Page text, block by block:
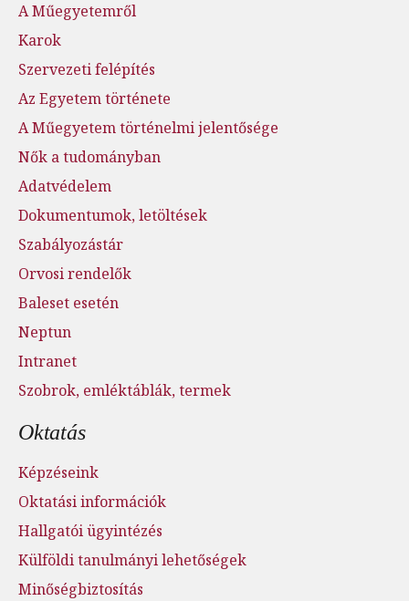
A Műegyetemről
Karok
Szervezeti felépítés
Az Egyetem története
A Műegyetem történelmi jelentősége
Nők a tudományban
Adatvédelem
Dokumentumok, letöltések
Szabályozástár
Orvosi rendelők
Baleset esetén
Neptun
Intranet
Szobrok, emléktáblák, termek
Oktatás
Képzéseink
Oktatási információk
Hallgatói ügyintézés
Külföldi tanulmányi lehetőségek
Minőségbiztosítás